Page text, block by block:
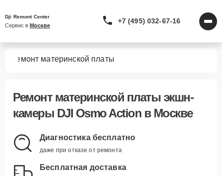
Dji Remont Center
Сервис в Москве
+7 (495) 032-67-16
Ремонт материнской платы
Ремонт материнской платы экшн-
камеры DJI Osmo Action в Москве
Диагностика бесплатно
даже при отказе от ремонта
Бесплатная доставка